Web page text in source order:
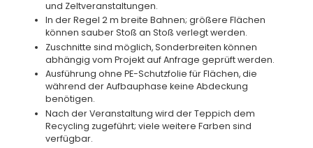
und Zeltveranstaltungen.
In der Regel 2 m breite Bahnen; größere Flächen
können sauber Stoß an Stoß verlegt werden.
Zuschnitte sind möglich, Sonderbreiten können
abhängig vom Projekt auf Anfrage geprüft werden.
Ausführung ohne PE-Schutzfolie für Flächen, die
während der Aufbauphase keine Abdeckung
benötigen.
Nach der Veranstaltung wird der Teppich dem
Recycling zugeführt; viele weitere Farben sind
verfügbar.